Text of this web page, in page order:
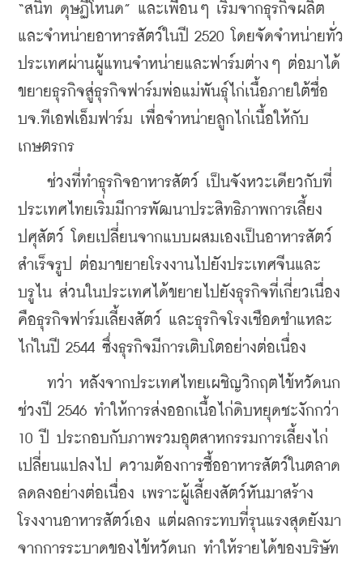
“สนิท ดุษฏีโหนด” และเพื่อนๆ เริ่มจากธุรกิจผลิต
และจำหน่ายอาหารสัตว์ในปี 2520 โดยจัดจำหน่ายทั่ว
ประเทศผ่านผู้แทนจำหน่ายและฟาร์มต่างๆ ต่อมาได้
ขยายธุรกิจสู่ธุรกิจฟาร์มพ่อแม่พันธุ์ไก่เนื้อภายใต้ชื่อ
บจ.ทีเอฟเอ็มฟาร์ม เพื่อจำหน่ายลูกไก่เนื้อให้กับ
เกษตรกร
ช่วงที่ทำธุรกิจอาหารสัตว์ เป็นจังหวะเดียวกับที่
ประเทศไทยเริ่มมีการพัฒนาประสิทธิภาพการเลี้ยง
ปศุสัตว์ โดยเปลี่ยนจากแบบผสมเองเป็นอาหารสัตว์
สำเร็จรูป ต่อมาขยายโรงงานไปยังประเทศจีนและ
บรูไน ส่วนในประเทศได้ขยายไปยังธุรกิจที่เกี่ยวเนื่อง
คือธุรกิจฟาร์มเลี้ยงสัตว์ และธุรกิจโรงเชือดชำแหละ
ไก่ในปี 2544 ซึ่งธุรกิจมีการเติบโตอย่างต่อเนื่อง
ทว่า หลังจากประเทศไทยเผชิญวิกฤตไข้หวัดนก
ช่วงปี 2546 ทำให้การส่งออกเนื้อไก่ดิบหยุดชะงักกว่า
10 ปี ประกอบกับภาพรวมอุตสาหกรรมการเลี้ยงไก่
เปลี่ยนแปลงไป ความต้องการซื้ออาหารสัตว์ในตลาด
ลดลงอย่างต่อเนื่อง เพราะผู้เลี้ยงสัตว์หันมาสร้าง
โรงงานอาหารสัตว์เอง แต่ผลกระทบที่รุนแรงสุดยังมา
จากการระบาดของไข้หวัดนก ทำให้รายได้ของบริษัท